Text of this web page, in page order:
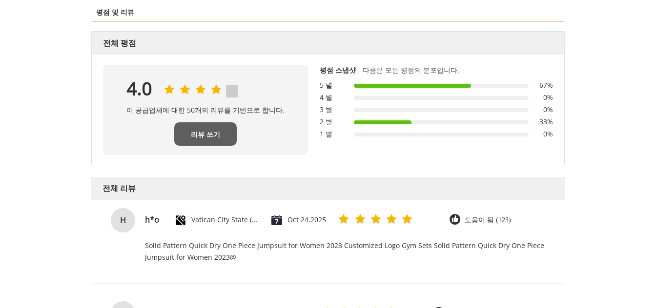
평점 및 리뷰
전체 평점
4.0
이 공급업체에 대한 50개의 리뷰를 기반으로 합니다.
리뷰 쓰기
평점 스냅샷
다음은 모든 평점의 분포입니다.
5 별
67%
4 별
0%
3 별
0%
2 별
33%
1 별
0%
전체 리뷰
H h*o Vatican City State (Holy See) Oct 24.2025 도움이 됨 (123)
Solid Pattern Quick Dry One Piece Jumpsuit for Women 2023 Customized Logo Gym Sets Solid Pattern Quick Dry One Piece
Jumpsuit for Women 2023@